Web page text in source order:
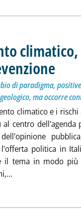
climatico,
di paradigma,
ma occorre
climatico e i rischi
al centro dell'agenda
politica in
il tema in modo più